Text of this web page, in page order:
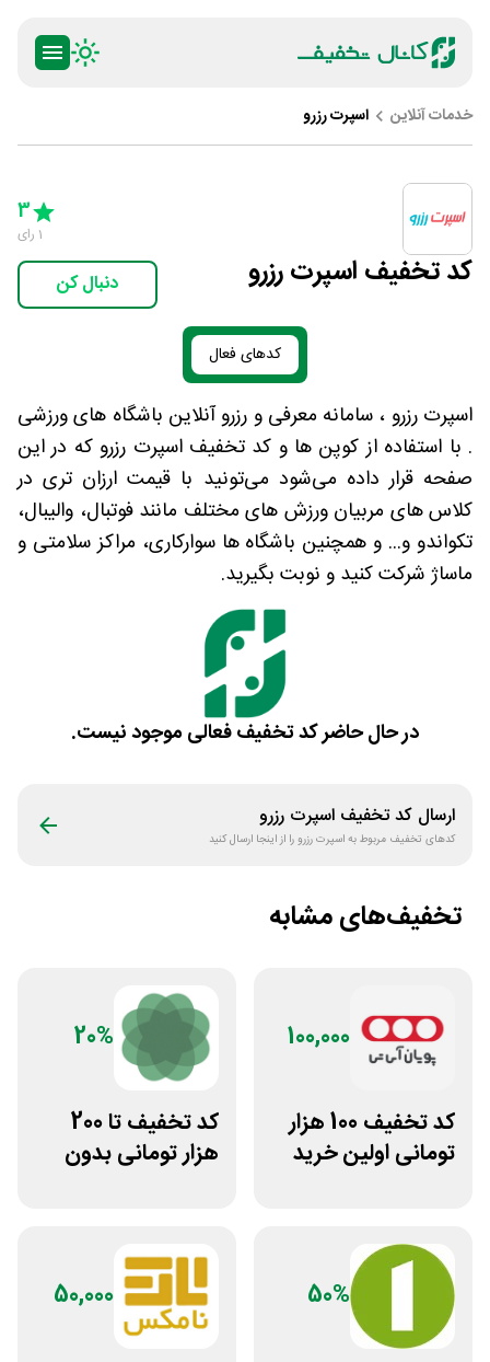
خدمات آنلاین اسپرت رزرو
کد تخفیف اسپرت رزرو
5 Stars
3
1 رای
دنبال کن
کدهای فعال
اسپرت رزرو ، سامانه معرفی و رزرو آنلاین باشگاه های ورزشی
. با استفاده از کوپن ها و کد تخفیف اسپرت رزرو که در این
صفحه قرار داده می‌شود می‌تونید با قیمت ارزان تری در
کلاس های مربیان ورزش های مختلف مانند فوتبال، والیبال،
تکواندو و... و همچنین باشگاه ها سوارکاری، مراکز سلامتی و
ماساژ شرکت کنید و نوبت بگیرید.
در حال حاضر کد تخفیف فعالی موجود نیست.
ارسال کد تخفیف اسپرت رزرو
کدهای تخفیف مربوط بهاسپرت رزرورا از اینجا ارسال کنید
تخفیف‌های مشابه
100,000
کد تخفیف 100 هزار
تومانی اولین خرید
20%
کد تخفیف تا 200
هزار تومانی بدون
50%
50,000